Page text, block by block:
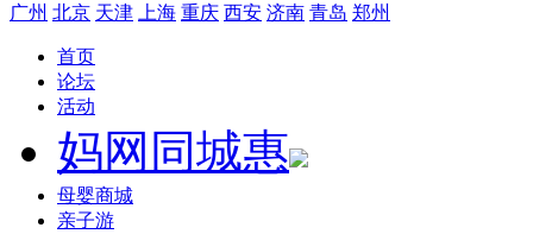
广州 北京 天津 上海 重庆 西安 济南 青岛 郑州
首页
论坛
活动
妈网同城惠
母婴商城
亲子游